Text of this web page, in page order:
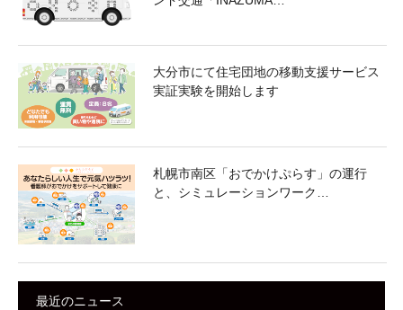
大分市にて住宅団地の移動支援サービス
実証実験を開始します
札幌市南区「おでかけぷらす」の運行
と、シミュレーションワーク…
最近のニュース